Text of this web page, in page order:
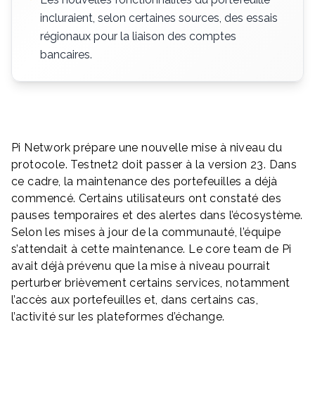
incluraient, selon certaines sources, des essais
régionaux pour la liaison des comptes
bancaires.
Pi Network prépare une nouvelle mise à niveau du
protocole. Testnet2 doit passer à la version 23. Dans
ce cadre, la maintenance des portefeuilles a déjà
commencé. Certains utilisateurs ont constaté des
pauses temporaires et des alertes dans l’écosystème.
Selon les mises à jour de la communauté, l’équipe
s’attendait à cette maintenance. Le core team de Pi
avait déjà prévenu que la mise à niveau pourrait
perturber brièvement certains services, notamment
l’accès aux portefeuilles et, dans certains cas,
l’activité sur les plateformes d’échange.